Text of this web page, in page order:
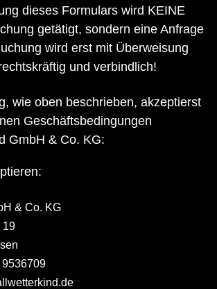
dieses Formulars wird KEINE
getätigt, sondern eine Anfrage
wird erst mit Überweisung
und verbindlich!
wie oben beschrieben, akzeptierst
Geschäftsbedingungen
GmbH & Co. KG:
& Co. KG
19
9536709